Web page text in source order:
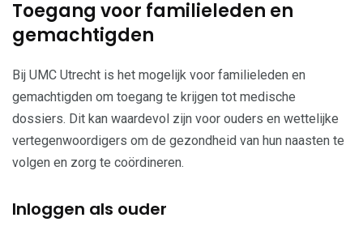
Toegang voor familieleden en
gemachtigden
Bij UMC Utrecht is het mogelijk voor familieleden en
gemachtigden om toegang te krijgen tot medische
dossiers. Dit kan waardevol zijn voor ouders en wettelijke
vertegenwoordigers om de gezondheid van hun naasten te
volgen en zorg te coördineren.
Inloggen als ouder